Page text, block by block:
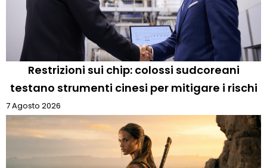
Restrizioni sui chip: colossi sudcoreani
testano strumenti cinesi per mitigare i rischi
7 Agosto 2026